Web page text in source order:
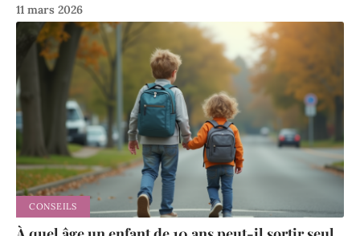
11 mars 2026
CONSEILS